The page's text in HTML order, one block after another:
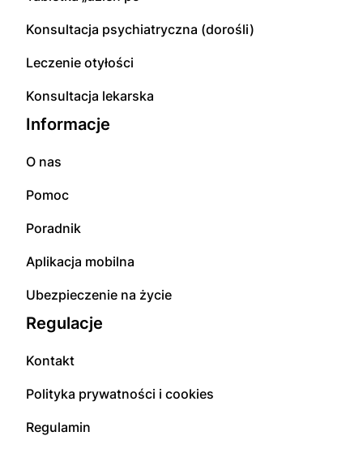
Konsultacja psychiatryczna (dorośli)
Leczenie otyłości
Konsultacja lekarska
Informacje
O nas
Pomoc
Poradnik
Aplikacja mobilna
Ubezpieczenie na życie
Regulacje
Kontakt
Polityka prywatności i cookies
Regulamin